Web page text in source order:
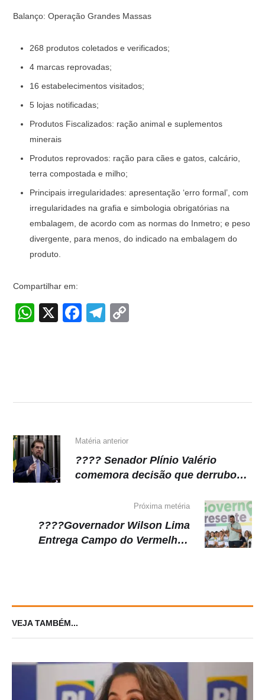
Balanço: Operação Grandes Massas
268 produtos coletados e verificados;
4 marcas reprovadas;
16 estabelecimentos visitados;
5 lojas notificadas;
Produtos Fiscalizados: ração animal e suplementos
minerais
Produtos reprovados: ração para cães e gatos, calcário,
terra compostada e milho;
Principais irregularidades: apresentação ‘erro formal’, com
irregularidades na grafia e simbologia obrigatórias na
embalagem, de acordo com as normas do Inmetro; e peso
divergente, para menos, do indicado na embalagem do
produto.
Compartilhar em:
W
p
X
F
o
k
T
m n
Matéria anterior
???? Senador Plínio Valério
comemora decisão que derrubou a
Próxima metéria
????Governador Wilson Lima
Entrega Campo do Vermelhão
VEJA TAMBÉM...